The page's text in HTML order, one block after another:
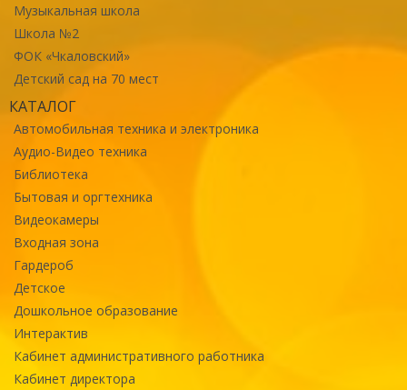
Музыкальная школа
Школа №2
ФОК «Чкаловский»
Детский сад на 70 мест
КАТАЛОГ
Автомобильная техника и электроника
Аудио-Видео техника
Библиотека
Бытовая и оргтехника
Видеокамеры
Входная зона
Гардероб
Детское
Дошкольное образование
Интерактив
Кабинет административного работника
Кабинет директора